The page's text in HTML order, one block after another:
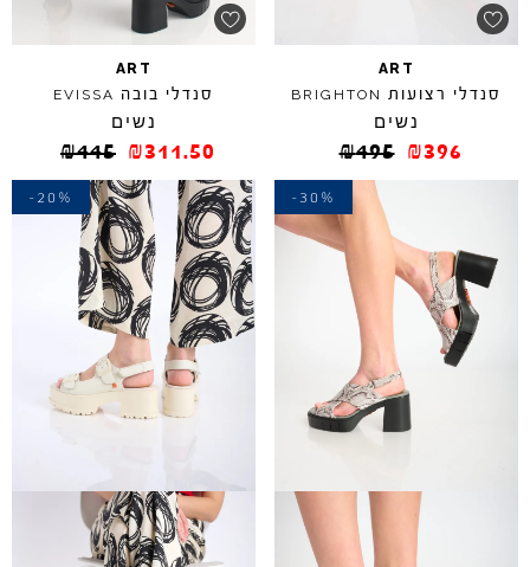
ART
סנדלי רצועות BRIGHTON
נשים
₪495 ₪396
ART
סנדלי בובה EVISSA
נשים
₪445 ₪311.50
-30%
-20%